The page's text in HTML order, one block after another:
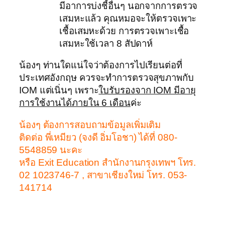
มีอาการบ่งชี้อื่นๆ นอกจากการตรวจ
เสมหะแล้ว คุณหมอจะให้ตรวจเพาะ
เชื้อเสมหะด้วย การตรวจเพาะเชื้อ
เสมหะใช้เวลา 8 สัปดาห์
น้องๆ ท่านใดแน่ใจว่าต้องการไปเรียนต่อที่
ประเทศอังกฤษ ควรจะทำการตรวจสุขภาพกับ
IOM แต่เนิ่นๆ เพราะใบรับรองจาก IOM มีอายุ
การใช้งานได้ภายใน 6 เดือนค่ะ
น้องๆ ต้องการสอบถามข้อมูลเพิ่มเติม
ติดต่อ พี่เหมียว (จงดี อิ่มโอชา) ได้ที่ 080-
5548859 นะคะ
หรือ Exit Education สำนักงานกรุงเทพฯ โทร.
02 1023746-7 , สาขาเชียงใหม่ โทร. 053-
141714